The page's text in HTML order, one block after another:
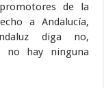
de la
a Andalucía,
diga no,
no hay ninguna